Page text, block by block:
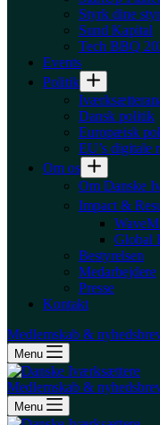
Styrk dine
Sund Kapital
Tech BBQ
Events
Politik
Dansk politik
Europæisk
EU’s digitale
Om os
Om Danske
Impact &
Global
Bestyrelsen
Medarbejdere
Presse
Kontakt
Medlemskab &
Menu
Medlemskab &
Menu